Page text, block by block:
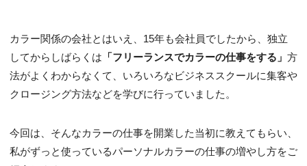
カラー関係の会社とはいえ、15年も会社員でしたから、独立
してからしばらくは 「フリーランスでカラーの仕事をする」 方
法がよくわからなくて、いろいろなビジネススクールに集客や
クロージング方法などを学びに行っていました。
今回は、そんなカラーの仕事を開業した当初に教えてもらい、
私がずっと使っているパーソナルカラーの仕事の増やし方をご